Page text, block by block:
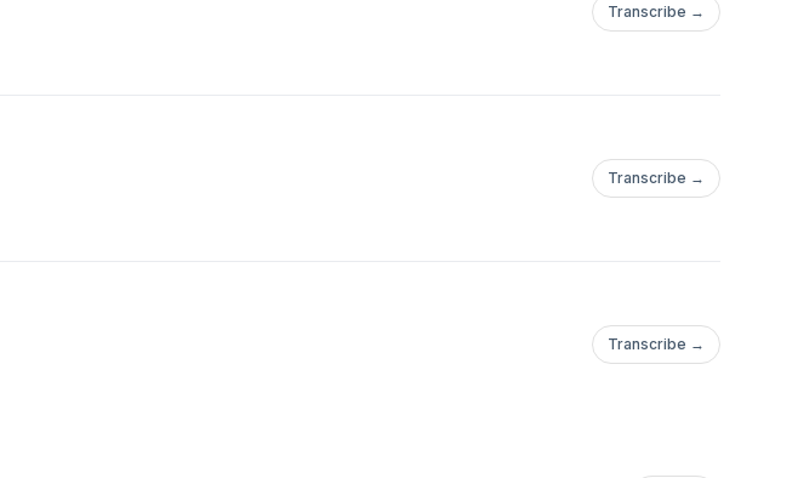
Transcribe →
Transcribe →
Transcribe →